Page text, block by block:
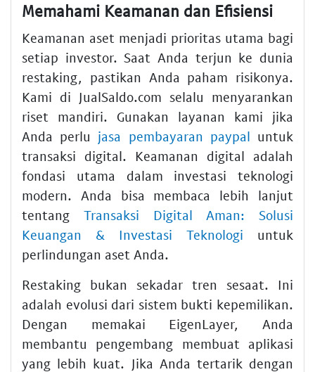
Memahami Keamanan dan Efisiensi
Keamanan aset menjadi prioritas utama bagi
setiap investor. Saat Anda terjun ke dunia
restaking, pastikan Anda paham risikonya.
Kami di JualSaldo.com selalu menyarankan
riset mandiri. Gunakan layanan kami jika
Anda perlu jasa pembayaran paypal untuk
transaksi digital. Keamanan digital adalah
fondasi utama dalam investasi teknologi
modern. Anda bisa membaca lebih lanjut
tentang Transaksi Digital Aman: Solusi
Keuangan & Investasi Teknologi untuk
perlindungan aset Anda.
Restaking bukan sekadar tren sesaat. Ini
adalah evolusi dari sistem bukti kepemilikan.
Dengan memakai EigenLayer, Anda
membantu pengembang membuat aplikasi
yang lebih kuat. Jika Anda tertarik dengan